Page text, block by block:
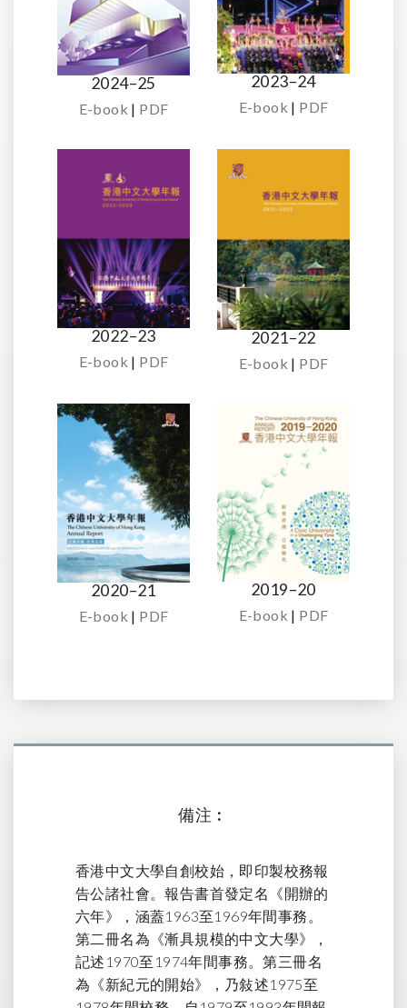
2024–25
E-book | PDF
2023–24
E-book | PDF
2022–23
E-book | PDF
2021–22
E-book | PDF
2020–21
E-book | PDF
2019–20
E-book | PDF
備注︰
香港中文大學自創校始，即印製校務報
告公諸社會。報告書首發定名《開辦的
六年》，涵蓋1963至1969年間事務。
第二冊名為《漸具規模的中文大學》，
記述1970至1974年間事務。第三冊名
為《新紀元的開始》，乃敍述1975至